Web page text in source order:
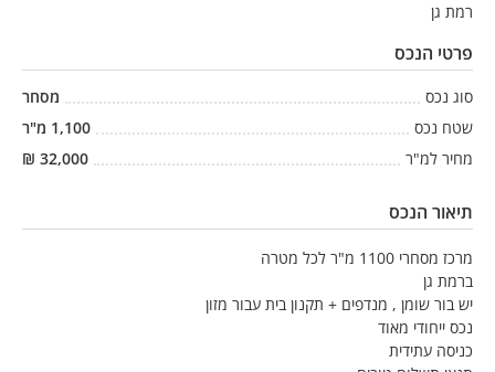
רמת גן
פרטי הנכס
סוג נכס
מסחר
שטח נכס
1,100 מ"ר
מחיר למ"ר
32,000
₪
תיאור הנכס
מרכז מסחרי 1100 מ"ר לכל מטרה
ברמת גן
יש בור שומן , מנדפים + תקנון בית עבור מזון
נכס ייחודי מאוד
כניסה עתידית